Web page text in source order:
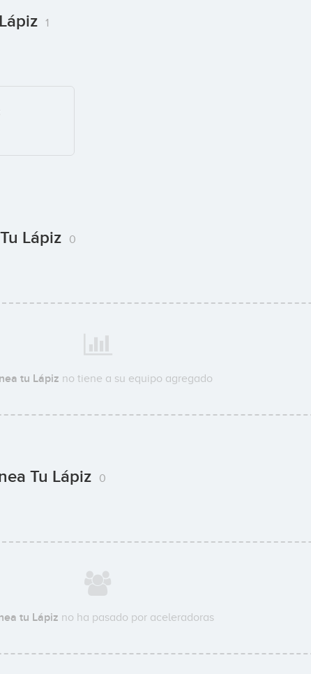
1
Lápiz 0
tu Lápiz no tiene a su equipo agregado
Tu Lápiz 0
tu Lápiz no ha pasado por aceleradoras